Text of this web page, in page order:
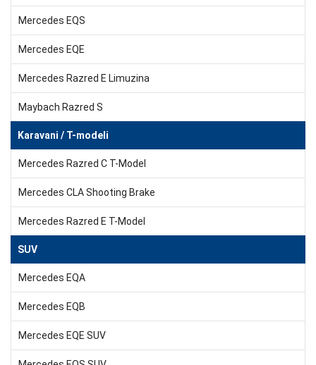
Mercedes EQS
Mercedes EQE
Mercedes Razred E Limuzina
Maybach Razred S
Karavani / T-modeli
Mercedes Razred C T-Model
Mercedes CLA Shooting Brake
Mercedes Razred E T-Model
SUV
Mercedes EQA
Mercedes EQB
Mercedes EQE SUV